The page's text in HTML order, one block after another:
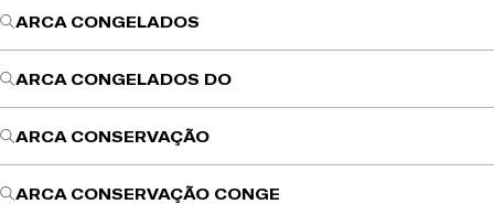
ARCA CONGELADOS
ARCA CONGELADOS DO
ARCA CONSERVAÇÃO
ARCA CONSERVAÇÃO CONGE